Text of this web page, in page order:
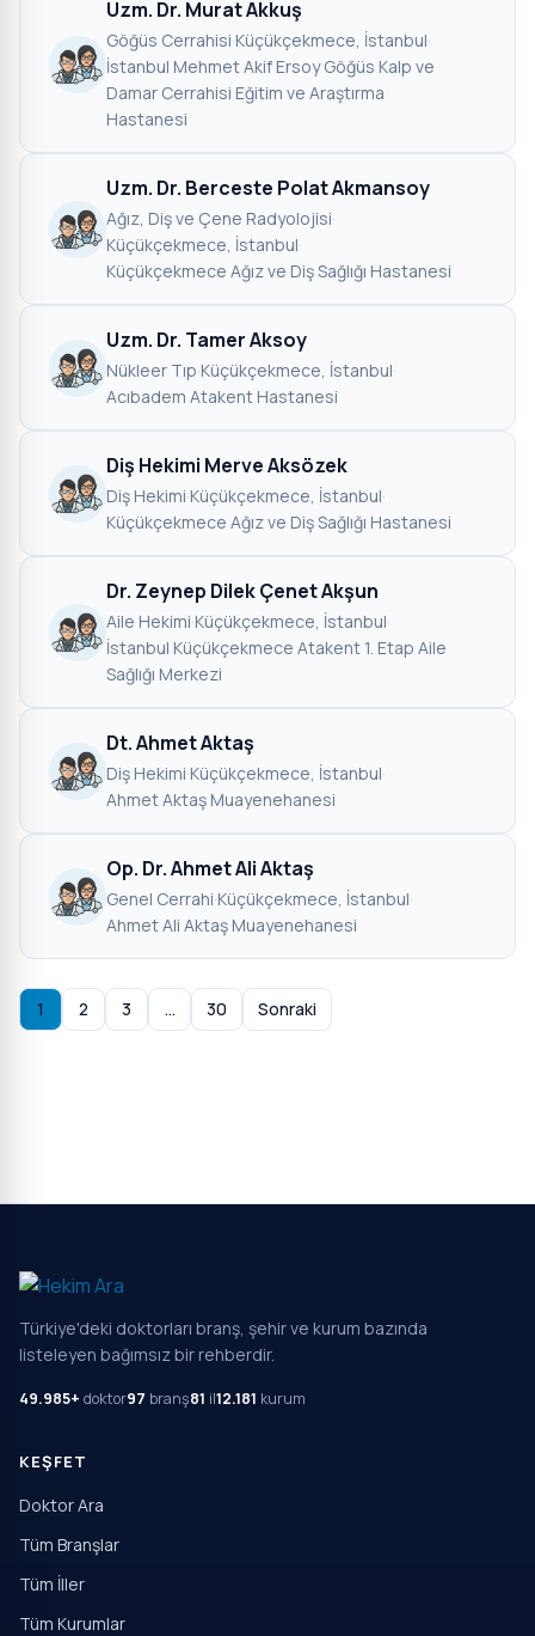
Uzm. Dr. Murat Akkuş
Göğüs Cerrahisi·Küçükçekmece, İstanbul·
İstanbul Mehmet Akif Ersoy Göğüs Kalp ve
Damar Cerrahisi Eğitim ve Araştırma
Hastanesi
Uzm. Dr. Berceste Polat Akmansoy
Ağız, Diş ve Çene Radyolojisi·
Küçükçekmece, İstanbul·
Küçükçekmece Ağız ve Diş Sağlığı Hastanesi
Uzm. Dr. Tamer Aksoy
Nükleer Tıp·Küçükçekmece, İstanbul·
Acıbadem Atakent Hastanesi
Diş Hekimi Merve Aksözek
Diş Hekimi·Küçükçekmece, İstanbul·
Küçükçekmece Ağız ve Diş Sağlığı Hastanesi
Dr. Zeynep Dilek Çenet Akşun
Aile Hekimi·Küçükçekmece, İstanbul·
İstanbul Küçükçekmece Atakent 1. Etap Aile
Sağlığı Merkezi
Dt. Ahmet Aktaş
Diş Hekimi·Küçükçekmece, İstanbul·
Ahmet Aktaş Muayenehanesi
Op. Dr. Ahmet Ali Aktaş
Genel Cerrahi·Küçükçekmece, İstanbul·
Ahmet Ali Aktaş Muayenehanesi
1 2 3 … 30 Sonraki
Türkiye'deki doktorları branş, şehir ve kurum bazında
listeleyen bağımsız bir rehberdir.
49.985+ doktor97 branş81 il12.181 kurum
KEŞFET
Doktor Ara
Tüm Branşlar
Tüm İller
Tüm Kurumlar